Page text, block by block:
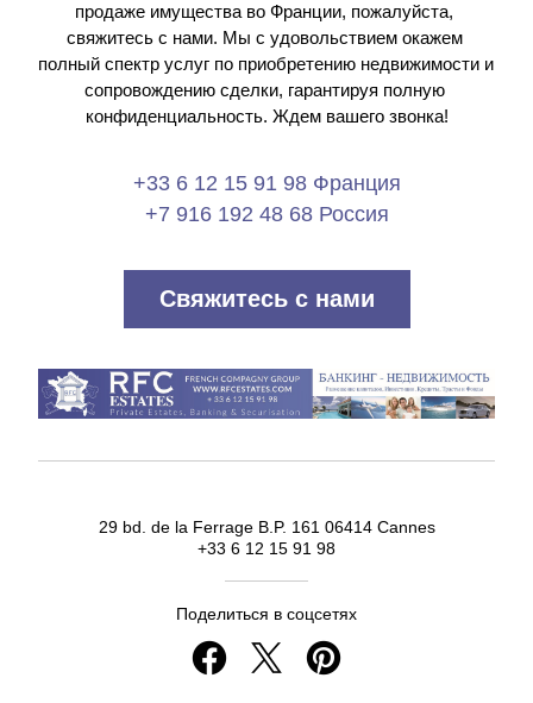
продаже имущества во Франции, пожалуйста,
свяжитесь с нами. Мы с удовольствием окажем
полный спектр услуг по приобретению недвижимости и
сопровождению сделки, гарантируя полную
конфиденциальность. Ждем вашего звонка!
+33 6 12 15 91 98 Франция
+7 916 192 48 68 Россия
Свяжитесь с нами
29 bd. de la Ferrage B.P. 161 06414 Cannes
+33 6 12 15 91 98
Поделиться в соцсетях